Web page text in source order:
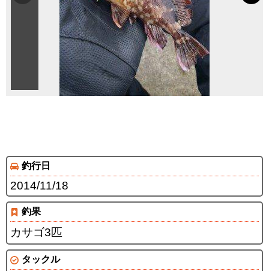
釣行日
2014/11/18
釣果
カサゴ3匹
タックル